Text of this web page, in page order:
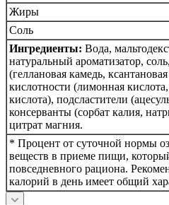
Жиры
Соль
Ингредиенты: Вода,
натуральный ароматизатор,
(геллановая камедь,
кислотности (лимонная
кислота), подсластители
консерванты (сорбат калия,
цитрат магния.
* Процент от суточной нормы
веществ в приеме пищи,
повседневного рациона.
калорий в день имеет общий